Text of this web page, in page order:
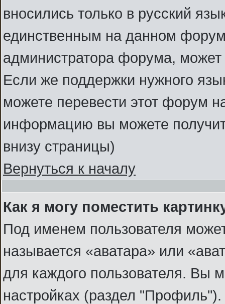
вносились только в русский
единственным на данном
администратора форума,
Если же поддержки нужного
можете перевести этот форум
информацию вы можете
внизу страницы)
Вернуться к началу
Как я могу поместить
Под именем пользователя
называется «аватара» или
для каждого пользователя. Вы
настройках (раздел